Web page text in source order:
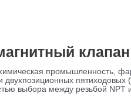
клапан
промышленность,
выбора между резьбой NPT